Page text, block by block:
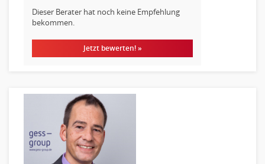
Immobilienmakler
Innendienst, Sachbearbeitung
Kundenservice
Vertrieb & Verkauf Leitung, Teamleitung
Verkauf (Handel)
Dieser Berater hat noch keine Empfehlung
bekommen.
Jetzt bewerten! »